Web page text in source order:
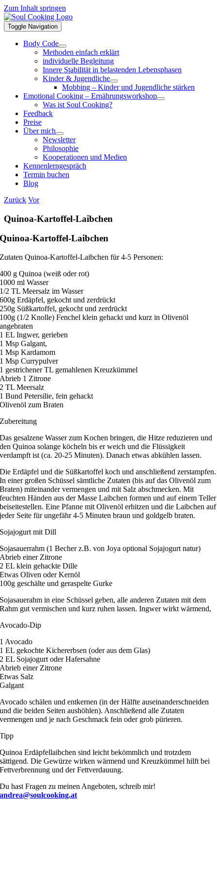
Zum Inhalt springen
Toggle Navigation
Body Code
Methoden einfach erklärt
individuelle Begleitung
Innere Stabilität in belastenden Lebensphasen
Kinder & Jugendliche
Mobbing – Kinder und Jugendliche stärken
Emotional Cooking – Ernährungsworkshop
Was ist Soul Cooking?
Feedback
Preise
Über mich
Newsletter
Philosophie
Kooperationen und Medien
Kennenlerngespräch
Termin buchen
Blog
Zurück Vor
Quinoa-Kartoffel-Laibchen
Quinoa-Kartoffel-Laibchen
Zutaten Quinoa-Kartoffel-Laibchen für 4-5 Personen:
400 g Quinoa (weiß oder rot)
1000 ml Wasser
1/2 TL Meersalz im Wasser
600g Erdäpfel, gekocht und zerdrückt
250g Süßkartoffel, gekocht und zerdrückt
100g (1/2 Knolle) Fenchel klein gehackt und kurz in Olivenöl
angebraten
1 EL Ingwer, gerieben
1 Msp Galgant,
1 Msp Kardamom
1 Msp Currypulver
1 gestrichener TL gemahlenen Kreuzkümmel
Abrieb 1 Zitrone
2 TL Meersalz
1 Bund Petersilie, fein gehackt
Olivenöl zum Braten
Zubereitung
Das gesalzene Wasser zum Kochen bringen, die Hitze reduzieren und
den Quinoa solange köcheln bis er weich und die Flüssigkeit
verdampft ist (ca. 20-25 Minuten). Danach etwas abkühlen lassen.
Die Erdäpfel und die Süßkartoffel koch und anschließend zerstampfen.
In einer großen Schüssel sämtliche Zutaten (bis auf das Olivenöl zum
Braten) miteinander vermengen und mit Salz abschmecken. Mit
feuchten Händen aus der Masse Laibchen formen und auf einem Teller
beiseitestellen. Eine Pfanne mit Olivenöl erhitzen und die Laibchen auf
jeder Seite für ungefähr 4-5 Minuten braun und goldgelb braten.
Sojajogurt mit Dill
Sojasauerrahm (1 Becher z.B. von Joya optional Sojajogurt natur)
Abrieb einer Zitrone
2 EL klein gehackte Dille
Etwas Oliven oder Kernöl
100g geschälte und geraspelte Gurke
Sojasauerahm in eine Schüssel geben, alle anderen Zutaten mit dem
Rahm gut vermischen und kurz ruhen lassen. Ingwer wirkt wärmend,
Avocado-Dip
1 Avocado
1 EL gekochte Kichererbsen (oder aus dem Glas)
2 EL Sojajogurt oder Hafersahne
Abrieb einer Zitrone
Etwas Salz
Galgant
Avocado schälen und entkernen (in der Hälfte auseinanderschneiden
und die beiden Seiten aushöhlen). Anschließend alle Zutaten
vermengen und je nach Geschmack fein oder grob pürieren.
Tipp
Quinoa Erdäpfellaibchen sind leicht bekömmlich und trotzdem
sättigend. Die Gewürze wirken wärmend und Kreuzkümmel hilft bei
Fettverbrennung und der Fettverdauung.
Du hast Fragen zu meinen Angeboten, schreib mir!
andrea@soulcooking.at